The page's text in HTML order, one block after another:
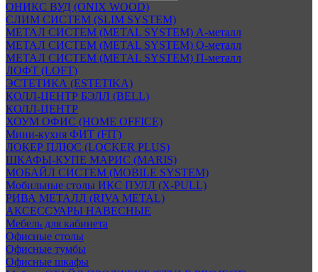
ОНИКС ВУД (ONIX WOOD)
СЛИМ СИСТЕМ (SLIM SYSTEM)
МЕТАЛ СИСТЕМ (METAL SYSTEM) А-металл
МЕТАЛ СИСТЕМ (METAL SYSTEM) О-металл
МЕТАЛ СИСТЕМ (METAL SYSTEM) П-металл
ЛОФТ (LOFT)
ЭСТЕТИКА (ESTETIKA)
КОЛЛ-ЦЕНТР БЭЛЛ (BELL)
КОЛЛ-ЦЕНТР
ХОУМ ОФИС (HOME OFFICE)
Мини-кухня ФИТ (FIT)
ЛОКЕР ПЛЮС (LOCKER PLUS)
ШКАФЫ-КУПЕ МАРИС (MARIS)
МОБАЙЛ СИСТЕМ (MOBILE SYSTEM)
Мобильные столы ИКС ПУЛЛ (X-PULL)
РИВА МЕТАЛЛ (RIVA METAL)
АКСЕССУАРЫ НАВЕСНЫЕ
Мебель для кабинета
Офисные столы
Офисные тумбы
Офисные шкафы